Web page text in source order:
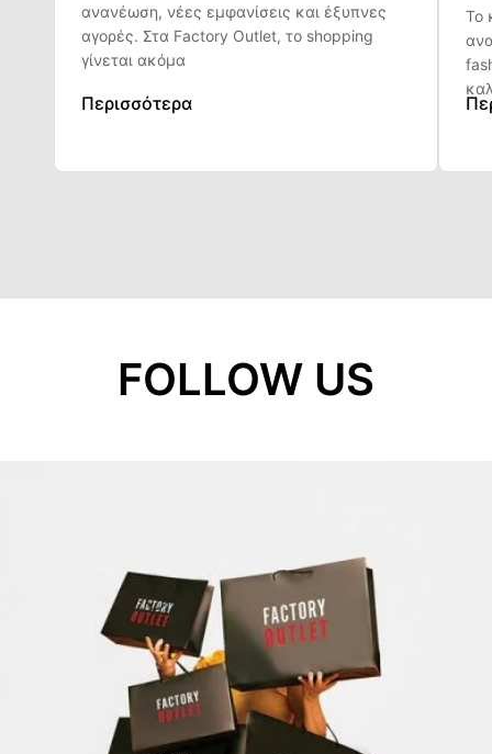
ανανέωση, νέες εμφανίσεις και έξυπνες
αγορές. Στα Factory Outlet, το shopping
γίνεται ακόμα
Περισσότερα
Το
FOLLOW US